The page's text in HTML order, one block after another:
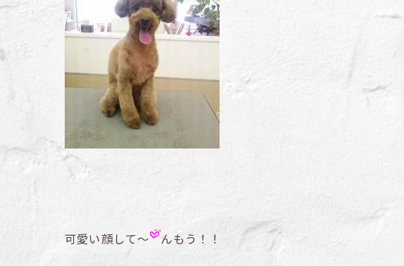
可愛い顔して～ んもう！！